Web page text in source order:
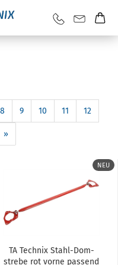
8 9 10 11 12
»
NEU
TA Tech­nix Stahl-​​Dom­
stre­be rot vorne pas­send